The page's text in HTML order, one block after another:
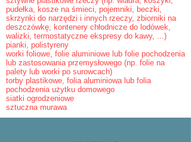
pudełka, kosze na śmieci, pojemniki, beczki,
skrzynki do narzędzi i innych rzeczy, zbiorniki na
deszczówkę, kontenery chłodnicze do lodówek,
walizki, termostatyczne ekspresy do kawy, ...)
pianki, polistyreny
worki foliowe, folie aluminiowe lub folie pochodzenia
lub zastosowania przemysłowego (np. folie na
palety lub worki po surowcach)
torby plastikowe, folia aluminiowa lub folia
pochodzenia użytku domowego
siatki ogrodzeniowe
sztuczna murawa